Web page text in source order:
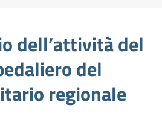
dell’attività del
del
regionale